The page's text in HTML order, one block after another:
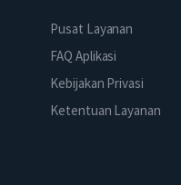
Pusat Layanan
FAQ Aplikasi
Kebijakan Privasi
Ketentuan Layanan